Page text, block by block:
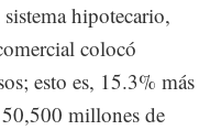
hipotecario,
colocó
esto es, 15.3% más
millones de